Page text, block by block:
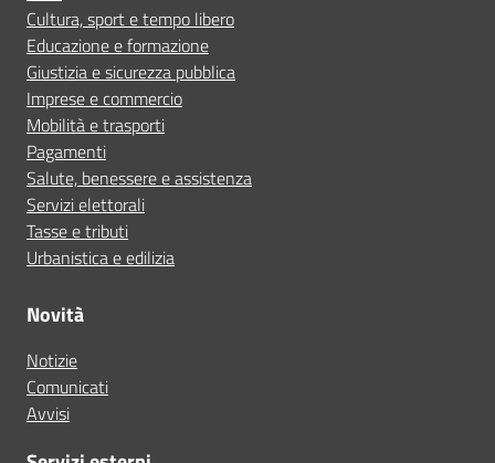
Cultura, sport e tempo libero
Educazione e formazione
Giustizia e sicurezza pubblica
Imprese e commercio
Mobilità e trasporti
Pagamenti
Salute, benessere e assistenza
Servizi elettorali
Tasse e tributi
Urbanistica e edilizia
Novità
Notizie
Comunicati
Avvisi